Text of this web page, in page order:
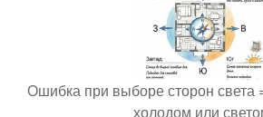
Ошибка при выборе сторон света
холодом или